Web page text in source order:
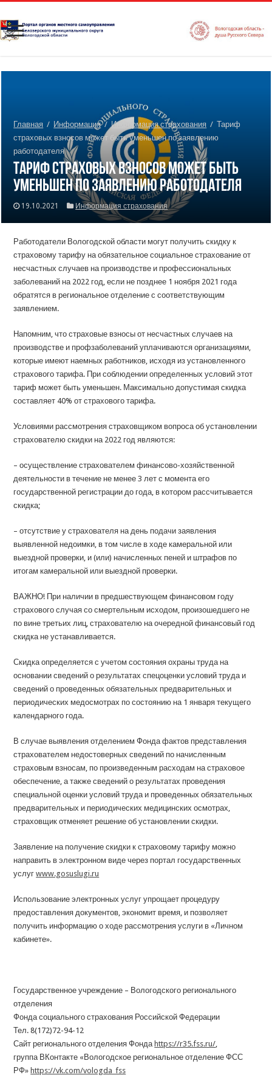
Главная / Информация / Информация страхования / Тариф
страховых взносов может быть уменьшен по заявлению
работодателя
Тариф страховых взносов может быть
уменьшен по заявлению работодателя
19.10.2021 Информация страхования
Работодатели Вологодской области могут получить скидку к
страховому тарифу на обязательное социальное страхование от
несчастных случаев на производстве и профессиональных
заболеваний на 2022 год, если не позднее 1 ноября 2021 года
обратятся в региональное отделение с соответствующим
заявлением.
Напомним, что страховые взносы от несчастных случаев на
производстве и профзаболеваний уплачиваются организациями,
которые имеют наемных работников, исходя из установленного
страхового тарифа. При соблюдении определенных условий этот
тариф может быть уменьшен. Максимально допустимая скидка
составляет 40% от страхового тарифа.
Условиями рассмотрения страховщиком вопроса об установлении
страхователю скидки на 2022 год являются:
– осуществление страхователем финансово-хозяйственной
деятельности в течение не менее 3 лет с момента его
государственной регистрации до года, в котором рассчитывается
скидка;
– отсутствие у страхователя на день подачи заявления
выявленной недоимки, в том числе в ходе камеральной или
выездной проверки, и (или) начисленных пеней и штрафов по
итогам камеральной или выездной проверки.
ВАЖНО! При наличии в предшествующем финансовом году
страхового случая со смертельным исходом, произошедшего не
по вине третьих лиц, страхователю на очередной финансовый год
скидка не устанавливается.
Скидка определяется с учетом состояния охраны труда на
основании сведений о результатах спецоценки условий труда и
сведений о проведенных обязательных предварительных и
периодических медосмотрах по состоянию на 1 января текущего
календарного года.
В случае выявления отделением Фонда фактов представления
страхователем недостоверных сведений по начисленным
страховым взносам, по произведенным расходам на страховое
обеспечение, а также сведений о результатах проведения
специальной оценки условий труда и проведенных обязательных
предварительных и периодических медицинских осмотрах,
страховщик отменяет решение об установлении скидки.
Заявление на получение скидки к страховому тарифу можно
направить в электронном виде через портал государственных
услугwww.gosuslugi.ru
Использование электронных услуг упрощает процедуру
предоставления документов, экономит время, и позволяет
получить информацию о ходе рассмотрения услуги в «Личном
кабинете».
Государственное учреждение – Вологодского регионального
отделения
Фонда социального страхования Российской Федерации
Тел. 8(172)72-94-12
Сайт регионального отделения Фонда https://r35.fss.ru/,
группа ВКонтакте «Вологодское региональное отделение ФСС
РФ» https://vk.com/vologda_fss